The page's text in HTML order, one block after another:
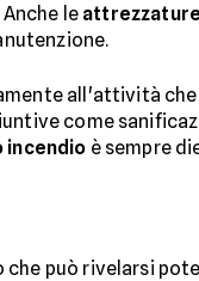
le
all'attività
come
incendio è sempre
può rivelarsi